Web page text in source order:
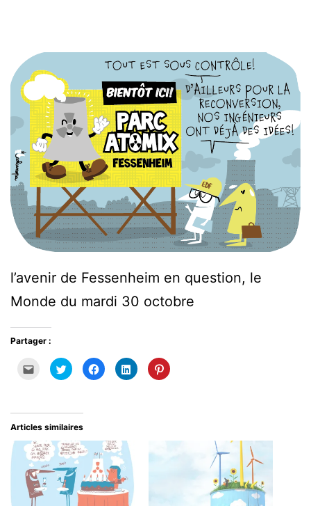
l’avenir de Fessenheim en question, le
Monde du mardi 30 octobre
Partager :
Cliquez
pour
envoyer
à
un
ami(ouvre
dans
une
nouvelle
fenêtre)
Cliquez
pour
partager
une
nouvelle
fenêtre)
Cliquez
pour
partager
Cliquez
pour
partager
Cliquez
pour
Articles similaires